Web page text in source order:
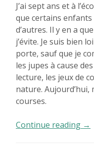
J’ai sept ans et à
que certains
d’autres. Il y en a
j’évite. Je suis bien
porte, sauf que je
les jupes à cause
lecture, les jeux de
nature. Aujourd’hui,
courses.
Continue reading «
→